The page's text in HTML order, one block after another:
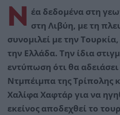
Ν
έα δεδομένα στη
στη Λιβύη, με τη
συνομιλεί με την
την Ελλάδα. Την ίδια
εντύπωση ότι θα
Ντμπέιμπα της Τρίπολης
Χαλίφα Χαφτάρ για να
εκείνος αποδεχθεί το